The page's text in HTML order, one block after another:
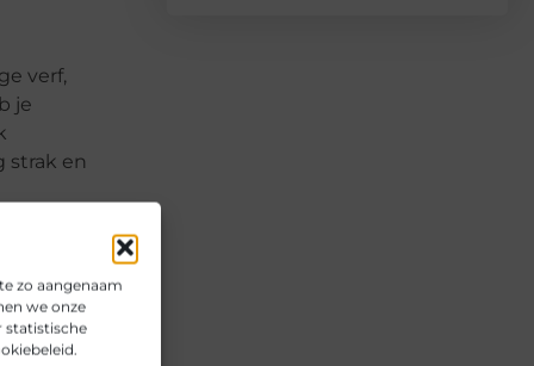
zo aangenaam
we onze
statistische
verf,
je
strak en